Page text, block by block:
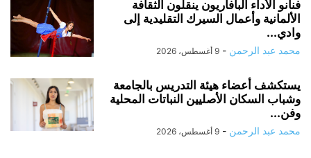
فنانو الأداء البافاريون ينقلون الثقافة
الألمانية وأعمال السيرك التقليدية إلى
وادي...
محمد عبد الرحمن - 9 أغسطس، 2026
يستكشف أعضاء هيئة التدريس بالجامعة
وشباب السكان الأصليين النباتات المحلية
وفن...
محمد عبد الرحمن - 9 أغسطس، 2026